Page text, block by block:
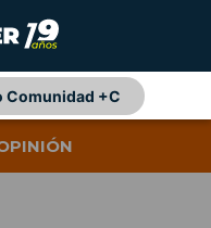
Comunidad +C